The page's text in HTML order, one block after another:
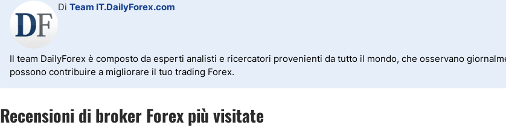
Di Team IT.DailyForex.com
Il team DailyForex è composto da esperti analisti e ricercatori provenienti da tutto il mondo, che osservano
possono contribuire a migliorare il tuo trading Forex.
Recensioni di broker Forex più visitate